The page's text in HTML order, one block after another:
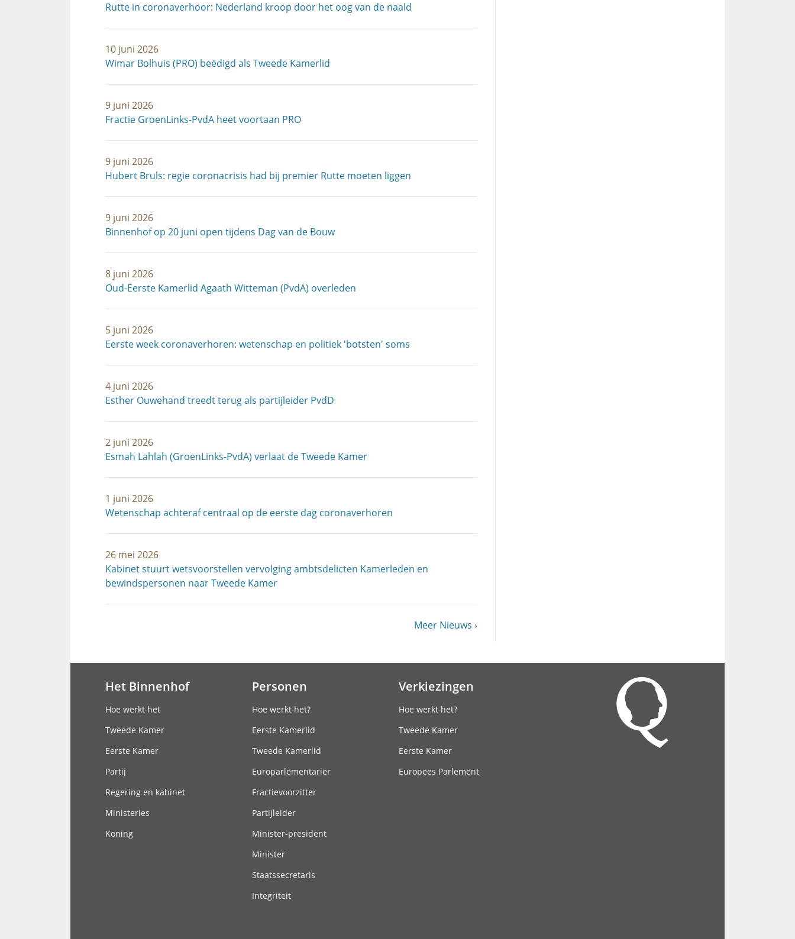
Rutte in coronaverhoor: Nederland kroop door het oog van de naald
10 juni 2026
Wimar Bolhuis (PRO) beëdigd als Tweede Kamerlid
9 juni 2026
Fractie GroenLinks-PvdA heet voortaan PRO
9 juni 2026
Hubert Bruls: regie coronacrisis had bij premier Rutte moeten liggen
9 juni 2026
Binnenhof op 20 juni open tijdens Dag van de Bouw
8 juni 2026
Oud-Eerste Kamerlid Agaath Witteman (PvdA) overleden
5 juni 2026
Eerste week coronaverhoren: wetenschap en politiek 'botsten' soms
4 juni 2026
Esther Ouwehand treedt terug als partijleider PvdD
2 juni 2026
Esmah Lahlah (GroenLinks-PvdA) verlaat de Tweede Kamer
1 juni 2026
Wetenschap achteraf centraal op de eerste dag coronaverhoren
26 mei 2026
Kabinet stuurt wetsvoorstellen vervolging ambtsdelicten Kamerleden en
bewindspersonen naar Tweede Kamer
Volgende
Meer Nieuws
Het Binnenhof
Hoe werkt het
Tweede Kamer
Eerste Kamer
Partij
Regering en kabinet
Ministeries
Koning
Personen
Hoe werkt het?
Eerste Kamerlid
Tweede Kamerlid
Europarlementariër
Fractievoorzitter
Partijleider
Minister-president
Minister
Staatssecretaris
Integriteit
Verkiezingen
Hoe werkt het?
Tweede Kamer
Eerste Kamer
Europees Parlement